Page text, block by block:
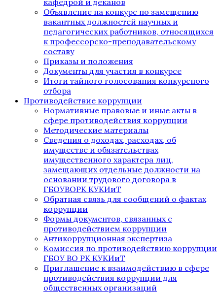
кафедрой и деканов
Объявление на конкурс по замещению
вакантных должностей научных и
педагогических работников, относящихся
к профессорско-преподавательскому
составу
Приказы и положения
Документы для участия в конкурсе
Итоги тайного голосования конкурсного
отбора
Противодействие коррупции
Нормативные правовые и иные акты в
сфере противодействия коррупции
Методические материалы
Сведения о доходах, расходах, об
имуществе и обязательствах
имущественного характера лиц,
замещающих отдельные должности на
основании трудового договора в
ГБОУВОРК КУКИиТ
Обратная связь для сообщений о фактах
коррупции
Формы документов, связанных с
противодействием коррупции
Антикоррупционная экспертиза
Комиссия по противодействию коррупции
ГБОУ ВО РК КУКИиТ
Приглашение к взаимодействию в сфере
противодействия коррупции для
общественных организаций